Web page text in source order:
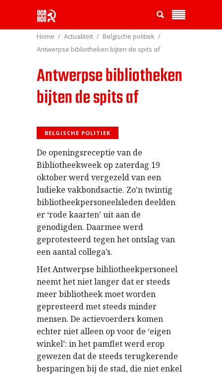
Home Actualiteit
Belgische politiek
Antwerpse bibliotheken bijten de spits af
Antwerpse bibliotheken
bijten de spits af
BELGISCHE POLITIEK
De openingsreceptie van de
Bibliotheekweek op zaterdag 19
oktober werd vergezeld van een
ludieke vakbondsactie. Zo’n twintig
bibliotheekpersoneelsleden deelden
er ‘rode kaarten’ uit aan de
genodigden. Daarmee werd
geprotesteerd tegen het ontslag van
een aantal collega’s.
Het Antwerpse bibliotheekpersoneel
neemt het niet langer dat er steeds
meer bibliotheek moet worden
gepresteerd met steeds minder
mensen. De actievoerders komen
echter niet alleen op voor de ‘eigen
winkel’: in het pamflet werd erop
gewezen dat de steeds terugkerende
besparingen bij de stad, die niet enkel